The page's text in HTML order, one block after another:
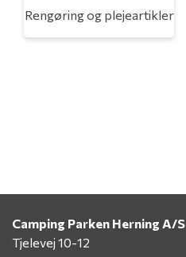
Rengøring og plejeartikler
Camping Parken Herning A/S
Tjelevej 10-12